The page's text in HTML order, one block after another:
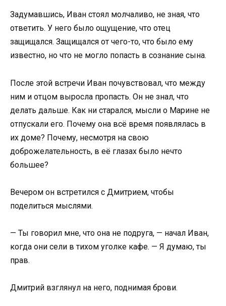
Задумавшись, Иван стоял молчаливо, не зная, что
ответить. У него было ощущение, что отец
защищался. Защищался от чего-то, что было ему
известно, но что не могло попасть в сознание сына.
После этой встречи Иван почувствовал, что между
ним и отцом выросла пропасть. Он не знал, что
делать дальше. Как ни старался, мысли о Марине не
отпускали его. Почему она всё время появлялась в
их доме? Почему, несмотря на свою
доброжелательность, в её глазах было нечто
большее?
Вечером он встретился с Дмитрием, чтобы
поделиться мыслями.
— Ты говорил мне, что она не подруга, — начал Иван,
когда они сели в тихом уголке кафе. — Я думаю, ты
прав.
Дмитрий взглянул на него, поднимая брови.